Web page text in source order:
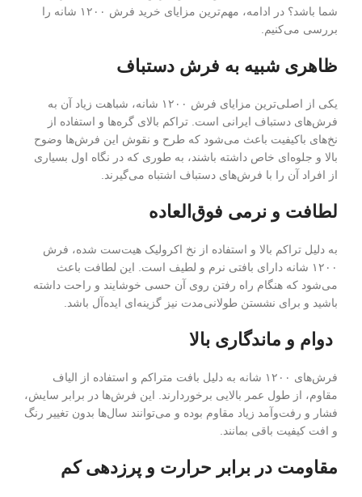
شما باشد؟ در ادامه، مهم‌ترین مزایای خرید فرش ۱۲۰۰ شانه را
بررسی می‌کنیم.
ظاهری شبیه به فرش دستباف
یکی از اصلی‌ترین مزایای فرش ۱۲۰۰ شانه، شباهت زیاد آن به
فرش‌های دستباف ایرانی است. تراکم بالای گره‌ها و استفاده از
نخ‌های باکیفیت باعث می‌شود که طرح و نقوش این فرش‌ها وضوح
بالا و جلوه‌ای خاص داشته باشند، به طوری که در نگاه اول بسیاری
از افراد آن را با فرش‌های دستباف اشتباه می‌گیرند.
لطافت و نرمی فوق‌العاده
به دلیل تراکم بالا و استفاده از نخ اکرولیک هیت‌ست شده، فرش
۱۲۰۰ شانه دارای بافتی نرم و لطیف است. این لطافت باعث
می‌شود که هنگام راه رفتن روی آن حسی خوشایند و راحت داشته
باشید و برای نشستن طولانی‌مدت نیز گزینه‌ای ایده‌آل باشد.
دوام و ماندگاری بالا
فرش‌های ۱۲۰۰ شانه به دلیل بافت متراکم و استفاده از الیاف
مقاوم، از طول عمر بالایی برخوردارند. این فرش‌ها در برابر سایش،
فشار و رفت‌وآمد زیاد مقاوم بوده و می‌توانند سال‌ها بدون تغییر رنگ
و افت کیفیت باقی بمانند.
مقاومت در برابر حرارت و پرزدهی کم